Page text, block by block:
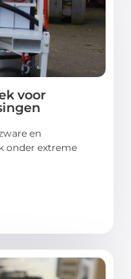
voor
en
onder extreme